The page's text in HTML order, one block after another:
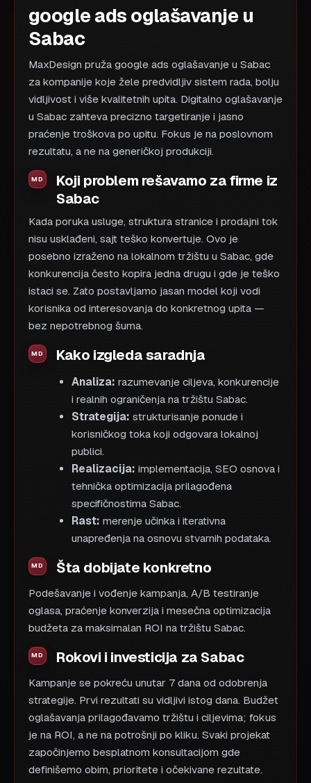
google ads oglašavanje u
Sabac
MaxDesign pruža google ads oglašavanje u Sabac
za kompanije koje žele predvidljiv sistem rada, bolju
vidljivost i više kvalitetnih upita. Digitalno oglašavanje
u Sabac zahteva precizno targetiranje i jasno
praćenje troškova po upitu. Fokus je na poslovnom
rezultatu, a ne na generičkoj produkciji.
Koji problem rešavamo za firme iz
Sabac
Kada poruka usluge, struktura stranice i prodajni tok
nisu usklađeni, sajt teško konvertuje. Ovo je
posebno izraženo na lokalnom tržištu u Sabac, gde
konkurencija često kopira jedna drugu i gde je teško
istaci se. Zato postavljamo jasan model koji vodi
korisnika od interesovanja do konkretnog upita —
bez nepotrebnog šuma.
Kako izgleda saradnja
Analiza: razumevanje ciljeva, konkurencije
i realnih ograničenja na tržištu Sabac.
Strategija: strukturisanje ponude i
korisničkog toka koji odgovara lokalnoj
publici.
Realizacija: implementacija, SEO osnova i
tehnička optimizacija prilagođena
specifičnostima Sabac.
Rast: merenje učinka i iterativna
unapređenja na osnovu stvarnih podataka.
Šta dobijate konkretno
Podešavanje i vođenje kampanja, A/B testiranje
oglasa, praćenje konverzija i mesečna optimizacija
budžeta za maksimalan ROI na tržištu Sabac.
Rokovi i investicija za Sabac
Kampanje se pokreću unutar 7 dana od odobrenja
strategije. Prvi rezultati su vidljivi istog dana. Budžet
oglašavanja prilagođavamo tržištu i ciljevima; fokus
je na ROI, a ne na potrošnji po kliku. Svaki projekat
započinjemo besplatnom konsultacijom gde
definišemo obim, prioritete i očekivane rezultate.